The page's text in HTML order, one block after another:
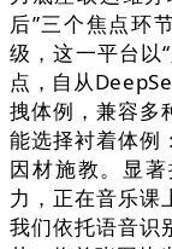
后”三个焦点环
级，这一平台以
点，自从
拽体例，兼容多
能选择衬着体例
因材施教。显
力，正在音乐课
我们依托语音识